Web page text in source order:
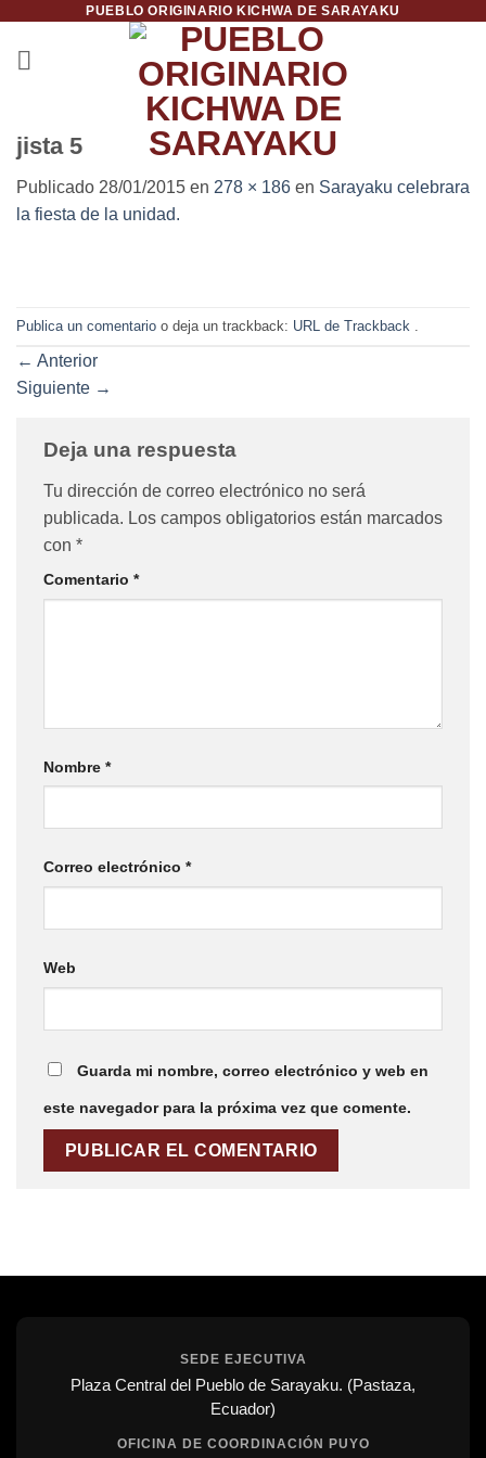
contenido
PUEBLO ORIGINARIO KICHWA DE SARAYAKU
jista 5
Publicado 28/01/2015 en 278 × 186 en Sarayaku celebrara
la fiesta de la unidad.
Publica un comentario o deja un trackback: URL de Trackback
← Anterior
Siguiente →
Deja una respuesta
Tu dirección de correo electrónico no será
publicada. Los campos obligatorios están marcados
con *
Comentario *
Nombre *
Correo electrónico *
Web
Guarda mi nombre, correo electrónico y web en
este navegador para la próxima vez que comente.
SEDE EJECUTIVA
Plaza Central del Pueblo de Sarayaku. (Pastaza,
Ecuador)
OFICINA DE COORDINACIÓN PUYO